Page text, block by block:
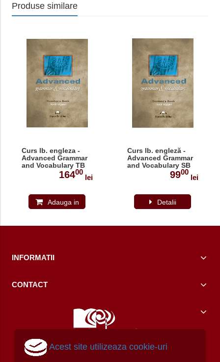
Produse similare
Curs lb. engleza -
Advanced Grammar
and Vocabulary TB
16400
lei
Adauga in
Curs lb. engleză -
Advanced Grammar
and Vocabulary SB
9900
lei
Detalii
INFORMATII
CONTACT
Acest site utilizeaza cookie-uri